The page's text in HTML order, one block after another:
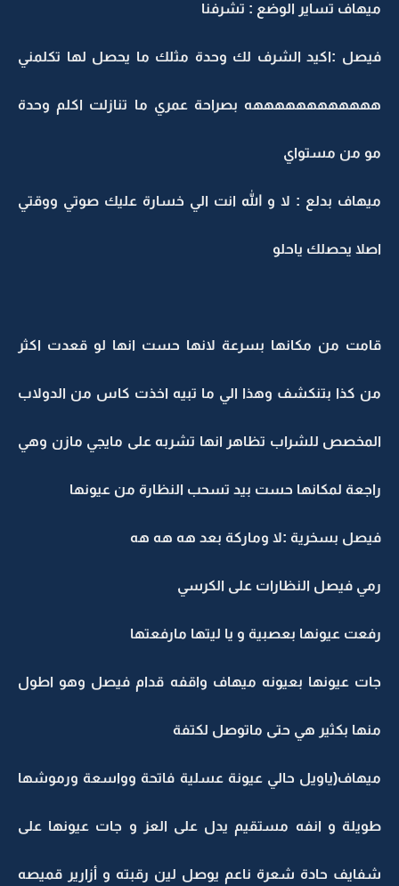
ميهاف تساير الوضع : تشرفنا
فيصل :اكيد الشرف لك وحدة مثلك ما يحصل لها تكلمني
ههههههههههههه بصراحة عمري ما تنازلت اكلم وحدة
مو من مستواي
ميهاف بدلع : لا و الله انت الي خسارة عليك صوتي ووقتي
اصلا يحصلك ياحلو
قامت من مكانها بسرعة لانها حست انها لو قعدت اكثر
من كذا بتنكشف وهذا الي ما تبيه اخذت كاس من الدولاب
المخصص للشراب تظاهر انها تشربه على مايجي مازن وهي
راجعة لمكانها حست بيد تسحب النظارة من عيونها
فيصل بسخرية :لا وماركة بعد هه هه هه
رمي فيصل النظارات على الكرسي
رفعت عيونها بعصبية و يا ليتها مارفعتها
جات عيونها بعيونه ميهاف واقفه قدام فيصل وهو اطول
منها بكثير هي حتى ماتوصل لكتفة
ميهاف(ياويل حالي عيونة عسلية فاتحة وواسعة ورموشها
طويلة و انفه مستقيم يدل على العز و جات عيونها على
شفايف حادة شعرة ناعم يوصل لين رقبته و أزارير قميصه